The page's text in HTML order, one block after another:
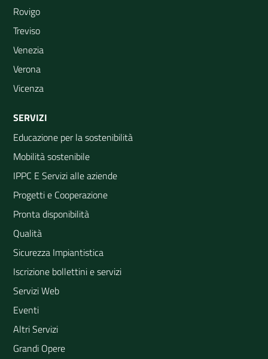
Rovigo
Treviso
Venezia
Verona
Vicenza
SERVIZI
Educazione per la sostenibilità
Mobilità sostenibile
IPPC E Servizi alle aziende
Progetti e Cooperazione
Pronta disponibilità
Qualità
Sicurezza Impiantistica
Iscrizione bollettini e servizi
Servizi Web
Eventi
Altri Servizi
Grandi Opere